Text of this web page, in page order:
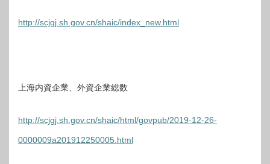
http://scjgj.sh.gov.cn/shaic/index_new.html
上海内資企業、外資企業総数
http://scjgj.sh.gov.cn/shaic/html/govpub/2019-12-26-
0000009a201912250005.html